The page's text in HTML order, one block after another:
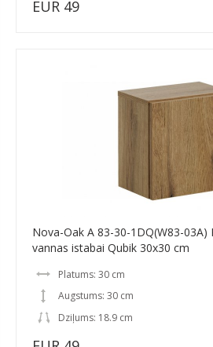
EUR 49
Nova-Oak A 83-30-1DQ(W83-03A)
vannas istabai Qubik 30x30 cm
Platums: 30 cm
Augstums: 30 cm
Dziļums: 18.9 cm